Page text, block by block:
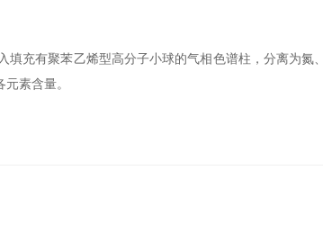
有聚苯乙烯型高分子小球的气相色谱柱，分离为氮
素含量。